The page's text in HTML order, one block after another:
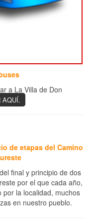
a La Villa de Don
AQUÍ.
de etapas del Camino
final y principio de dos
por el que cada año,
la localidad, muchos
en nuestro pueblo.